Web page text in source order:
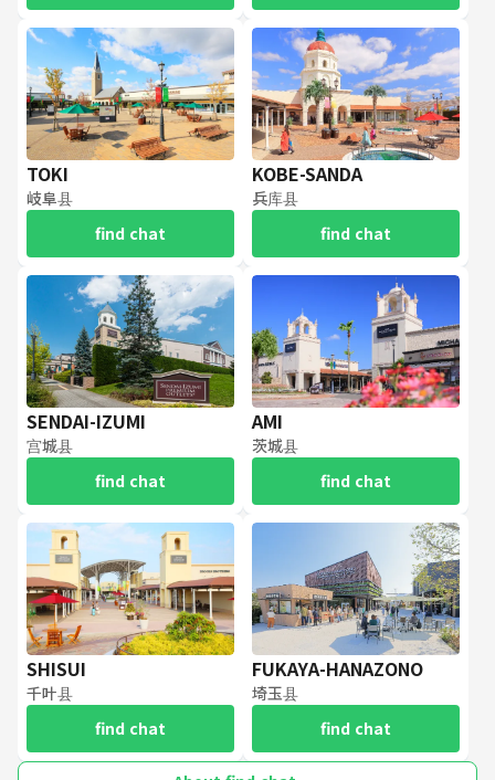
TOKI
岐阜县
find chat
KOBE-SANDA
兵库县
find chat
SENDAI-IZUMI
宫城县
find chat
AMI
茨城县
find chat
SHISUI
千叶县
find chat
FUKAYA-HANAZONO
埼玉县
find chat